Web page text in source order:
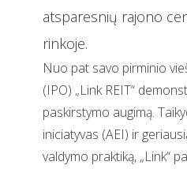
atsparesnių rajono
rinkoje.
Nuo pat savo pirminio
(IPO) „Link REIT“
paskirstymo augimą.
iniciatyvas (AEI) ir
valdymo praktiką, „Link“